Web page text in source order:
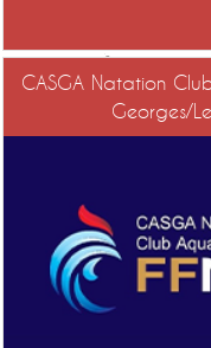
CASGA Natation
Georges/